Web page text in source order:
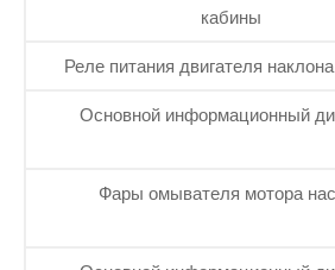
кабины
Реле питания двигателя
Основной информационный
Фары омывателя мотора